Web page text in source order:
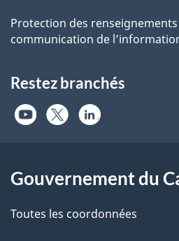
Protection des
communication de
Restez branchés
Gouvernement du
Toutes les coordonnées